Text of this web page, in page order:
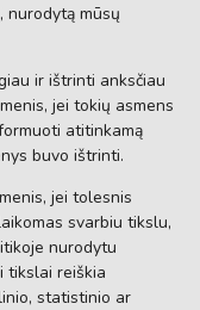
nurodytą mūsų
ir ištrinti anksčiau
jei tokių asmens
atitinkamą
buvo ištrinti.
jei tolesnis
svarbiu tikslu,
nurodytu
tikslai reiškia
statistinio ar